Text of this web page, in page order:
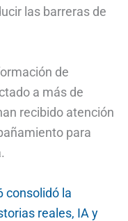
las barreras de
de
a más de
recibido atención
para
consolidó la
reales, IA y